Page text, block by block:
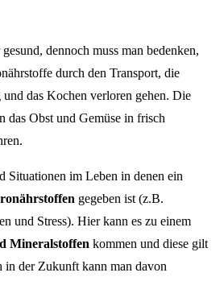
dennoch muss man bedenken,
durch den Transport, die
das Kochen verloren gehen. Die
das Obst und Gemüse in frisch
Situationen im Leben in denen ein
gegeben ist (z.B.
und Stress). Hier kann es zu einem
Mineralstoffen kommen und diese gilt
in der Zukunft kann man davon